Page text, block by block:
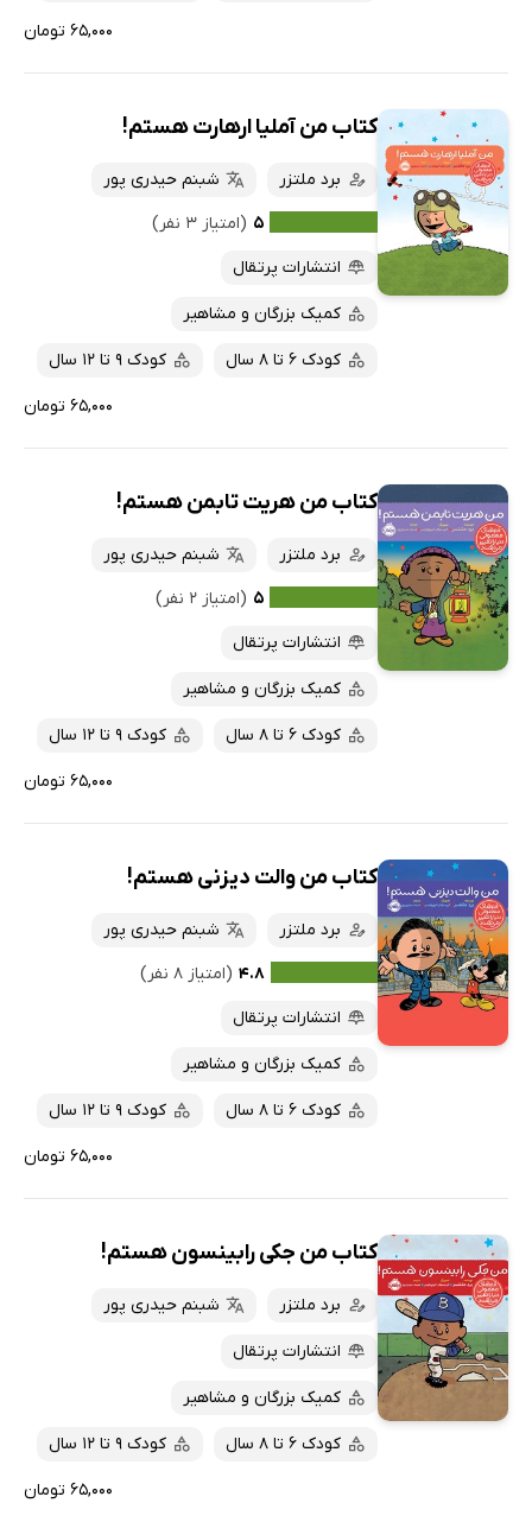
۶۵,۰۰۰ تومان
کتاب من آملیا ارهارت هستم!
برد ملتزر
شبنم حیدری پور
۵ (امتیاز ۳ نفر)
انتشارات پرتقال
کمیک بزرگان و مشاهیر
کودک 6 تا 8 سال کودک 9 تا 12 سال
۶۵,۰۰۰ تومان
کتاب من هریت تابمن هستم!
برد ملتزر
شبنم حیدری پور
۵ (امتیاز ۲ نفر)
انتشارات پرتقال
کمیک بزرگان و مشاهیر
کودک 6 تا 8 سال کودک 9 تا 12 سال
۶۵,۰۰۰ تومان
کتاب من والت دیزنی هستم!
برد ملتزر
شبنم حیدری پور
۴.۸ (امتیاز ۸ نفر)
انتشارات پرتقال
کمیک بزرگان و مشاهیر
کودک 6 تا 8 سال کودک 9 تا 12 سال
۶۵,۰۰۰ تومان
کتاب من جکی رابینسون هستم!
برد ملتزر شبنم حیدری پور
انتشارات پرتقال
کمیک بزرگان و مشاهیر
کودک 6 تا 8 سال کودک 9 تا 12 سال
۶۵,۰۰۰ تومان